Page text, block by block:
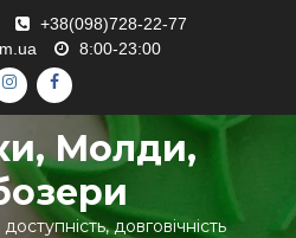
+38(098)728-22-77
8:00-23:00
ІНСТАГРАМ
ФЕЙСБУК
Молди,
довговічність